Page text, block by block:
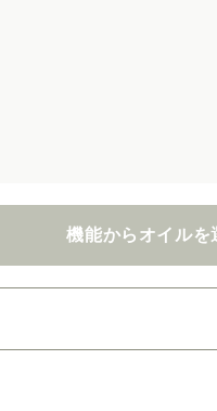
機能からオイルを
用途・機能・種類 の項目